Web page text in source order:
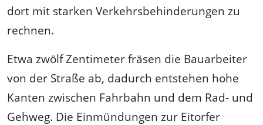
dort mit starken Verkehrsbehinderungen zu
rechnen.
Etwa zwölf Zentimeter fräsen die Bauarbeiter
von der Straße ab, dadurch entstehen hohe
Kanten zwischen Fahrbahn und dem Rad- und
Gehweg. Die Einmündungen zur Eitorfer